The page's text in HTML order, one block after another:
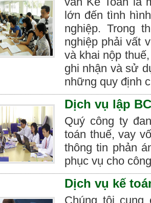
lớn đến tình
nghiệp. Trong
nghiệp phải vất
và khai nộp
ghi nhận và sử
những quy định
Dịch vụ lập
Quý công ty
toán thuế, vay
thông tin phản
phục vụ cho
Dịch vụ kế
Chúng tôi